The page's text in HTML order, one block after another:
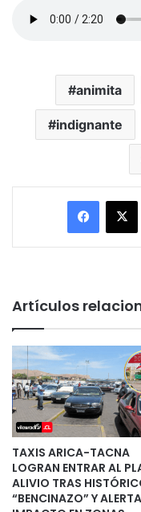
animita
indignante
X
Artículos
TAXIS ARICA-TACNA
LOGRAN ENTRAR AL
ALIVIO TRAS
“BENCINAZO” Y